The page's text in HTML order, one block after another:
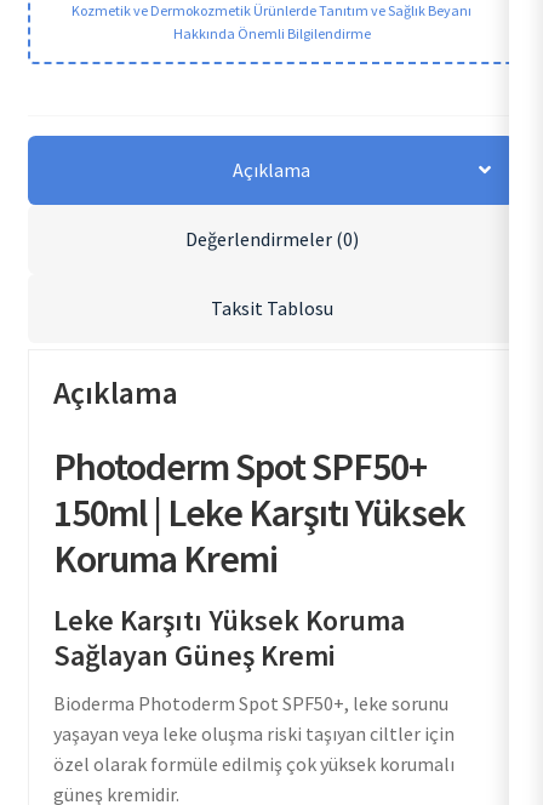
Kozmetik ve Dermokozmetik Ürünlerde Tanıtım ve Sağlık Beyanı
Hakkında Önemli Bilgilendirme
Açıklama
Değerlendirmeler (0)
Taksit Tablosu
Açıklama
Photoderm Spot SPF50+
150ml | Leke Karşıtı Yüksek
Koruma Kremi
Leke Karşıtı Yüksek Koruma
Sağlayan Güneş Kremi
Bioderma Photoderm Spot SPF50+, leke sorunu
yaşayan veya leke oluşma riski taşıyan ciltler için
özel olarak formüle edilmiş çok yüksek korumalı
güneş kremidir.